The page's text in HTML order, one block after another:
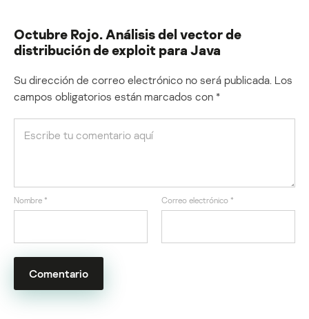
Octubre Rojo. Análisis del vector de
distribución de exploit para Java
Su dirección de correo electrónico no será publicada. Los
campos obligatorios están marcados con *
Nombre * Correo electrónico *